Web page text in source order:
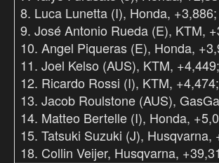
8. Luca Lunetta (I), Honda, +3,886;
9. José Antonio Rueda (E), KTM,
10. Angel Piqueras (E), Honda,
11. Joel Kelso (AUS), KTM, +4,449;
12. Ricardo Rossi (I), KTM, +4,474;
13. Jacob Roulstone (AUS),
14. Matteo Bertelle (I), Honda,
15. Tatsuki Suzuki (J), Husqvarna,
18. Collin Veijer, Husqvarna,